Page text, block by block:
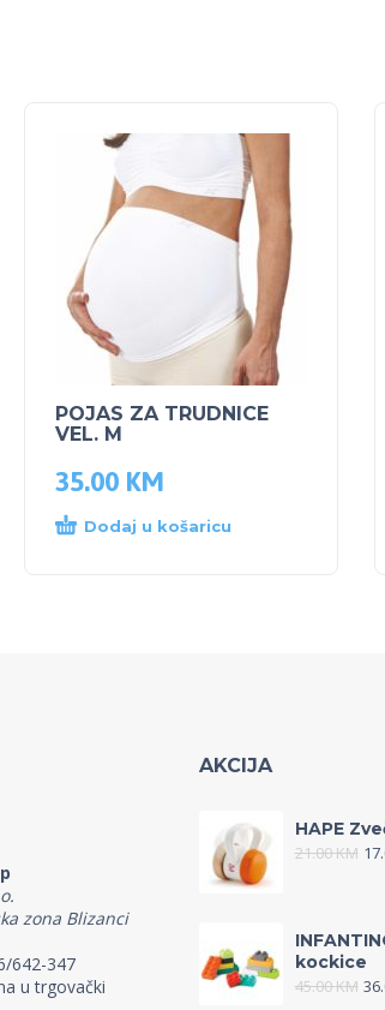
POJAS ZA TRUDNICE
VEL. M
35.00 KM
Dodaj u košaricu
zona Blizanci
642-347
u trgovački
AKCIJA
HAPE
21.00KM
kockice
45.00KM